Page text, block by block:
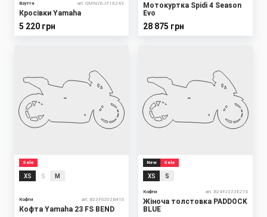
Взуття art. QMN26JF1E243
Кросівки Yamaha
5 220 грн
Мотокуртка Spidi 4 Season
Evo
28 875 грн
Sale
XS S M
Кофти art. B23FS202B41S
Кофта Yamaha 23 FS BEND
New Sale
XS S
Кофти art. B24FJ223E21S
Жіноча толстовка PADDOCK
BLUE